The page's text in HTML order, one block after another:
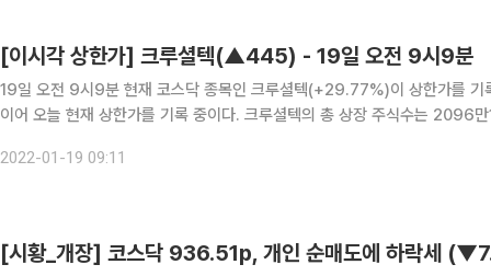
[이시각 상한가] 크루셜텍(▲445) - 19일 오전 9시9분
19일 오전 9시9분 현재 코스닥 종목인 크루셜텍(+29.77%)이 상한가를
이어 오늘 현재 상한가를 기록 중이다. 크루셜텍의 총 상장 주식수는 2096만1315주이며, 이시간 현재 거래량은 339만460주, 거래대금
2022-01-19 09:11
[시황_개장] 코스닥 936.51p, 개인 순매도에 하락세